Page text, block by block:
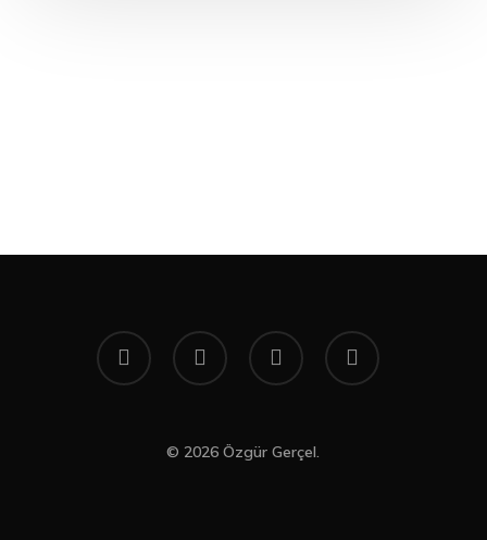
twitter facebook youtube instagram
© 2026 Özgür Gerçel.